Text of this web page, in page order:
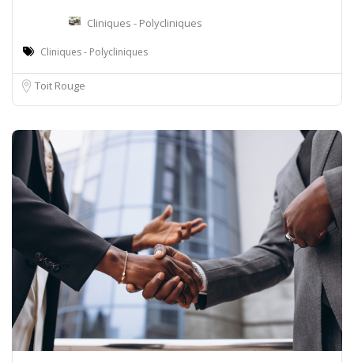
Cliniques - Polycliniques
Cliniques - Polycliniques
Toit Rouge